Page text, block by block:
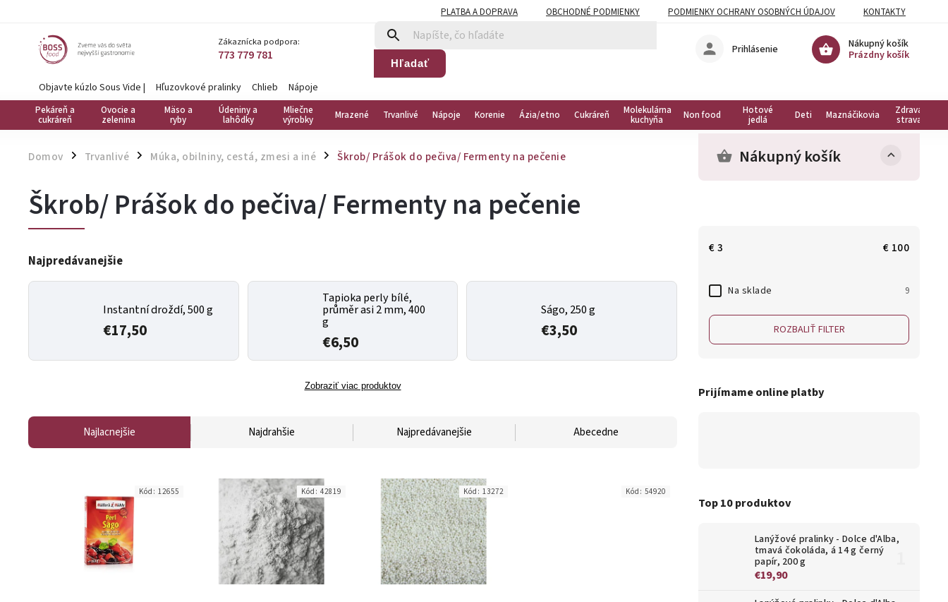
PLATBA A DOPRAVA OBCHODNÉ PODMIENKY PODMIENKY OCHRANY OSOBNÝCH ÚDAJOV KONTAKTY
Zákaznícka podpora:
773 779 781 Hľadať
Nákupný košík
Prázdny košík
Prihlásenie
Objavte kúzlo Sous Vide | Hľuzovkové pralinky Chlieb Nápoje
Pekáreň a
cukráreň
Ovocie a
zelenina
Mäso a
ryby
Údeniny a
lahôdky
Mliečne
výrobky Mrazené Trvanlivé Nápoje Korenie Ázia/etno Cukráreň Molekulárna
kuchyňa Non food Hotové
jedlá Deti Maznáčikovia Zdravá
strava
Domov / Trvanlivé / Múka, obilniny, cestá, zmesi a iné / Škrob/ Prášok do pečiva/ Fermenty na pečenie Nákupný košík
€3 € 100
Na sklade 9
ROZBALIŤ FILTER
Prijímame online platby
Top 10 produktov
Lanýžové pralinky - Dolce d'Alba,
tmavá čokoláda, á 14 g černý
papír, 200 g
€19,90
Škrob/ Prášok do pečiva/ Fermenty na pečenie
Najpredávanejšie
Instantní droždí, 500 g
€17,50
Tapioka perly bílé,
průměr asi 2 mm, 400
g
€6,50
Ságo, 250 g
€3,50
Zobraziť viac produktov
Najlacnejšie Najdrahšie Najpredávanejšie Abecedne
Kód: 12655 Kód: 42819 Kód: 13272 Kód: 54920